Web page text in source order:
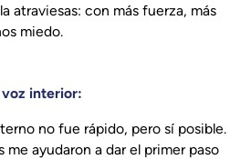
atraviesas: con más fuerza, más
miedo.
interior:
no fue rápido, pero sí posible.
me ayudaron a dar el primer paso